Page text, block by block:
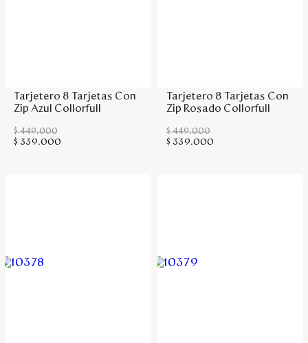
Tarjetero 8 Tarjetas Con
Zip Azul Collorfull
$ 449.000
$ 339.000
Tarjetero 8 Tarjetas Con
Zip Rosado Collorfull
$ 449.000
$ 339.000